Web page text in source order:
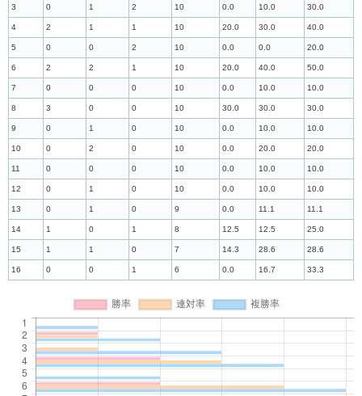
3 0 1 2 10 0.0 10.0 30.0
4 2 1 1 10 20.0 30.0 40.0
5 0 0 2 10 0.0 0.0 20.0
6 2 2 1 10 20.0 40.0 50.0
7 0 0 0 10 0.0 10.0 10.0
8 3 0 0 10 30.0 30.0 30.0
9 0 1 0 10 0.0 10.0 10.0
10 0 2 0 10 0.0 20.0 20.0
11 0 0 0 10 0.0 10.0 10.0
12 0 1 0 10 0.0 10.0 10.0
13 0 1 0 9 0.0 11.1 11.1
14 1 0 1 8 12.5 12.5 25.0
15 1 1 0 7 14.3 28.6 28.6
16 0 0 1 6 0.0 16.7 33.3